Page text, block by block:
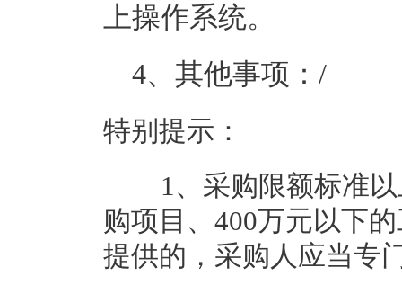
上操作系统。
4、其他事项： /
特别提示：
1、采购限额标准以
购项目、400万元以下
提供的，采购人应当专